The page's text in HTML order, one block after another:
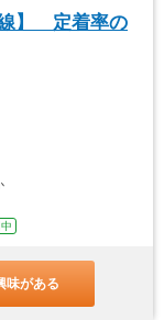
線】 定着率の
味がある